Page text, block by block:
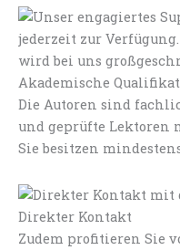
Akademische
Die Autoren sind
und geprüfte Lektoren
Sie besitzen
Direkter Kontakt
Zudem profitieren Sie